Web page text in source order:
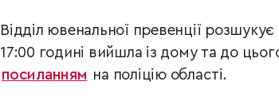
Відділ ювенальної превенції
17:00 годині вийшла із дому та до
посиланням на поліцію області.